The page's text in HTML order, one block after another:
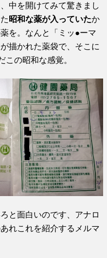
中を開けてみて驚きまし
昭和な薬が入っていたか
を。なんと「ミッ●ーマ
描かれた薬袋で、そこに
の昭和な感覚。
と面白いのです、アナロ
れこれを紹介するメルマ